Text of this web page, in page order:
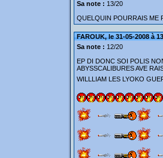
Sa note : 13/20
QUELQUIN POURRAIS ME
FAROUK, le 31-05-2008 à
Sa note : 12/20
EP DI DONC SOI POLIS
ABYSSCALIBURES AVE
WILLLIAM LES LYOKO